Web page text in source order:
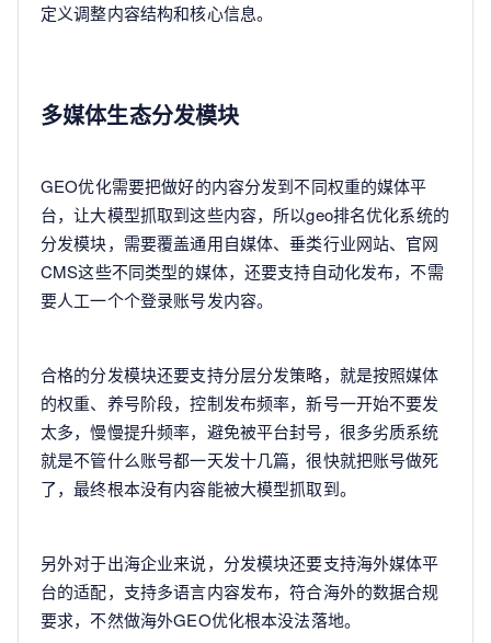
定义调整内容结构和核心信息。
多媒体生态分发模块
GEO优化需要把做好的内容分发到不同权重的媒体平
台，让大模型抓取到这些内容，所以geo排名优化系统的
分发模块，需要覆盖通用自媒体、垂类行业网站、官网
CMS这些不同类型的媒体，还要支持自动化发布，不需
要人工一个个登录账号发内容。
合格的分发模块还要支持分层分发策略，就是按照媒体
的权重、养号阶段，控制发布频率，新号一开始不要发
太多，慢慢提升频率，避免被平台封号，很多劣质系统
就是不管什么账号都一天发十几篇，很快就把账号做死
了，最终根本没有内容能被大模型抓取到。
另外对于出海企业来说，分发模块还要支持海外媒体平
台的适配，支持多语言内容发布，符合海外的数据合规
要求，不然做海外GEO优化根本没法落地。